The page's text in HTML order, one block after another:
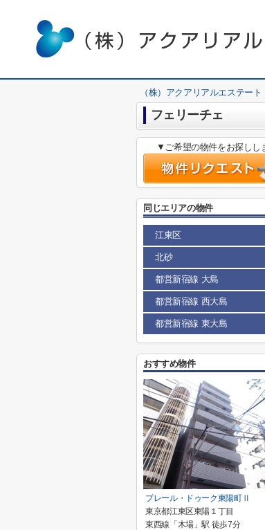
（株）アクアリアルエステート
フェリーチェ
▼ご希望の物件をお探しし
同じエリアの物件
江東区
北砂
都営新宿線 大島
都営新宿線 西大島
都営新宿線 東大島
おすすめ物件
プレール・ドゥーク東陽町Ⅱ
東京都江東区東陽１丁目
東西線「木場」駅 徒歩7分